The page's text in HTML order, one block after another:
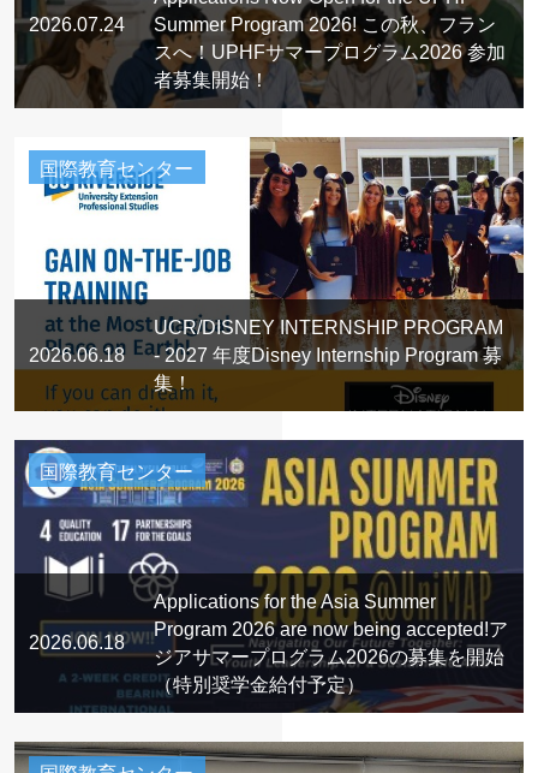
2026.07.24
Summer Program 2026! この秋、フラン
スへ！UPHFサマープログラム2026 参加
者募集開始！
国際教育センター
2026.06.18
UCR/DISNEY INTERNSHIP PROGRAM
- 2027 年度Disney Internship Program 募
集！
国際教育センター
2026.06.18
Applications for the Asia Summer
Program 2026 are now being accepted!ア
ジアサマープログラム2026の募集を開始
（特別奨学金給付予定）